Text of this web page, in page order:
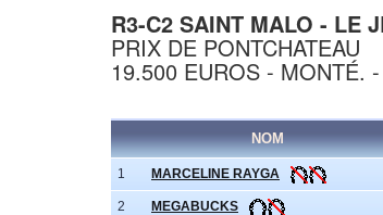
R3-C2 SAINT MALO - LE
PRIX DE PONTCHATEAU
19.500 EUROS - MONTÉ.
NOM
1 MARCELINE RAYGA
2 MEGABUCKS